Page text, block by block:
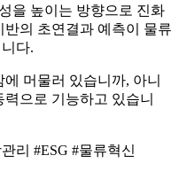
을 높이는 방향으로 진화
의 초연결과 예측이 물류
다.
머물러 있습니까, 아니
으로 기능하고 있습니
리 #ESG #물류혁신